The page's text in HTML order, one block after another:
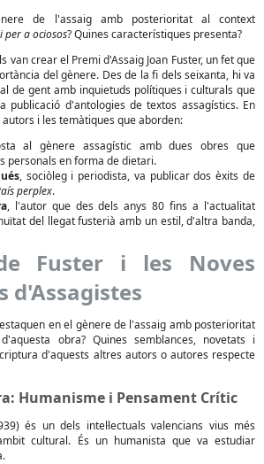
de l'assaig amb posterioritat al context
per a ociosos? Quines característiques presenta?
van crear el Premi d'Assaig Joan Fuster, un fet que
del gènere. Des de la fi dels seixanta, hi va
de gent amb inquietuds polítiques i culturals que
d'antologies de textos assagístics. En
i les temàtiques que aborden:
al gènere assagístic amb dues obres que
personals en forma de dietari.
, sociòleg i periodista, va publicar dos èxits de
perplex.
, l'autor que des dels anys 80 fins a l'actualitat
del llegat fusterià amb un estil, d'altra banda,
Fuster i les Noves
d'Assagistes
en el gènere de l'assaig amb posterioritat
obra? Quines semblances, novetats i
d'aquests altres autors o autores respecte
Humanisme i Pensament Crític
és un dels intel·lectuals valencians vius més
cultural. És un humanista que va estudiar